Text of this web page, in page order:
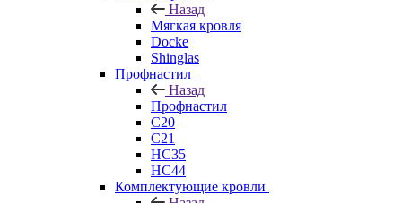
Назад
Мягкая кровля
Docke
Shinglas
Профнастил
Назад
Профнастил
C20
C21
НС35
НС44
Комплектующие кровли